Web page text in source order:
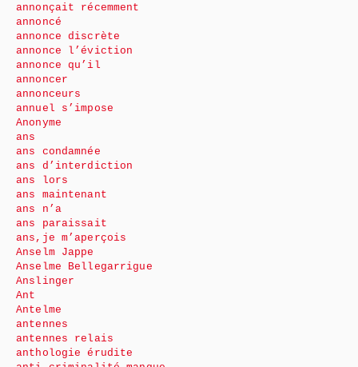
annonçait récemment
annoncé
annonce discrète
annonce l’éviction
annonce qu’il
annoncer
annonceurs
annuel s’impose
Anonyme
ans
ans condamnée
ans d’interdiction
ans lors
ans maintenant
ans n’a
ans paraissait
ans,je m’aperçois
Anselm Jappe
Anselme Bellegarrigue
Anslinger
Ant
Antelme
antennes
antennes relais
anthologie érudite